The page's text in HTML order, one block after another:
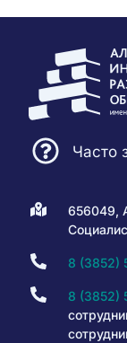
Часто
656049,
8 (3852)
8 (3852)